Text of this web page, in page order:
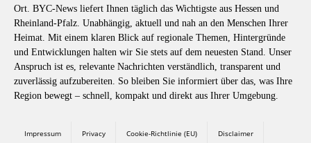
Ort. BYC-News liefert Ihnen täglich das Wichtigste aus Hessen und
Rheinland-Pfalz. Unabhängig, aktuell und nah an den Menschen Ihrer
Heimat. Mit einem klaren Blick auf regionale Themen, Hintergründe
und Entwicklungen halten wir Sie stets auf dem neuesten Stand. Unser
Anspruch ist es, relevante Nachrichten verständlich, transparent und
zuverlässig aufzubereiten. So bleiben Sie informiert über das, was Ihre
Region bewegt – schnell, kompakt und direkt aus Ihrer Umgebung.
Impressum Privacy Cookie-Richtlinie (EU) Disclaimer